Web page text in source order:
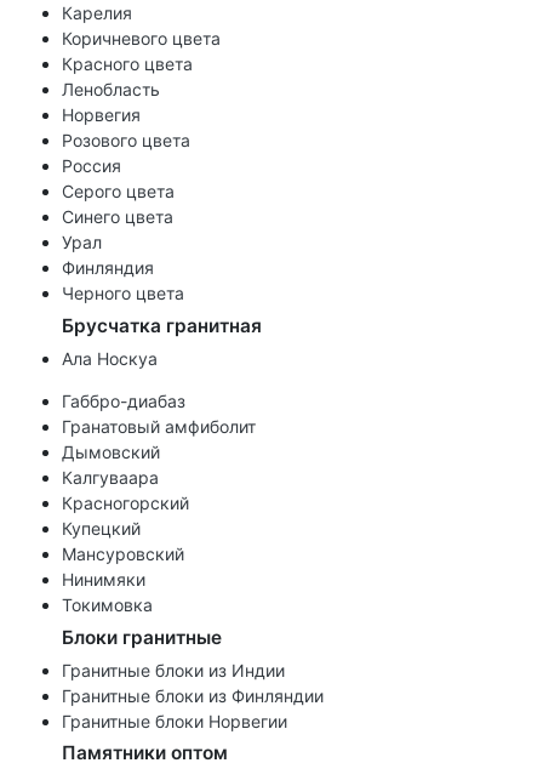
Карелия
Коричневого цвета
Красного цвета
Ленобласть
Норвегия
Розового цвета
Россия
Серого цвета
Синего цвета
Урал
Финляндия
Черного цвета
Брусчатка гранитная
Ала Носкуа
Габбро-диабаз
Гранатовый амфиболит
Дымовский
Калгуваара
Красногорский
Купецкий
Мансуровский
Нинимяки
Токимовка
Блоки гранитные
Гранитные блоки из Индии
Гранитные блоки из Финляндии
Гранитные блоки Норвегии
Памятники оптом